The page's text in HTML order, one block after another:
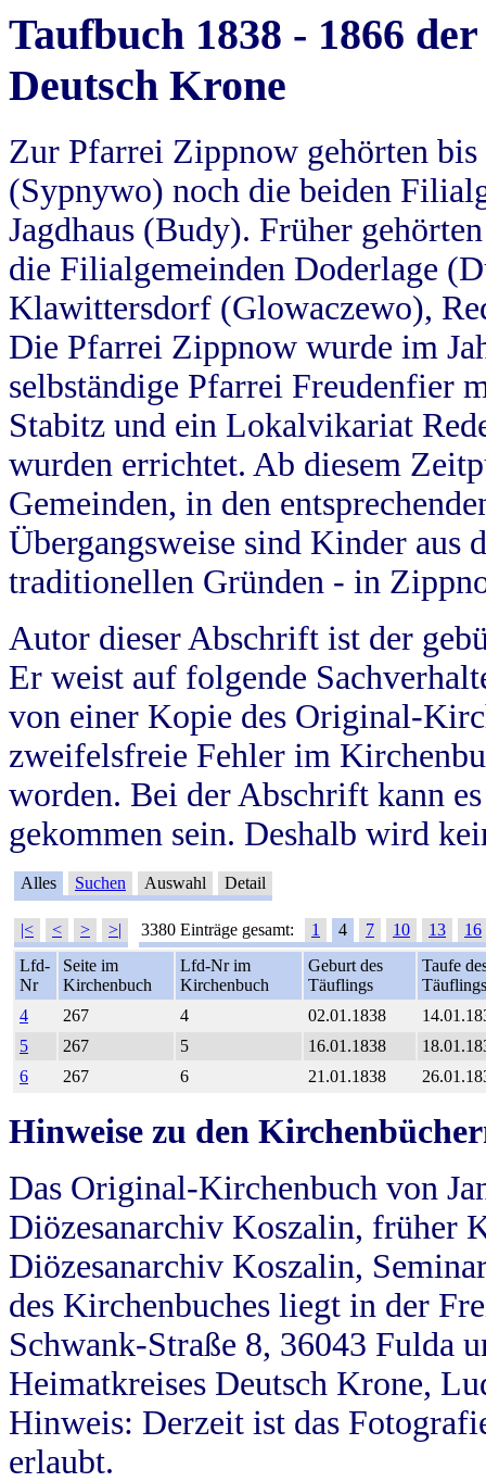
Taufbuch 1838 - 1866
Deutsch Krone
Zur Pfarrei Zippnow gehörten
(Sypnywo) noch die beiden
Jagdhaus (Budy). Früher
die Filialgemeinden Doderlage
Klawittersdorf (Glowaczewo),
Die Pfarrei Zippnow wurde im
selbständige Pfarrei Freudenfier
Stabitz und ein Lokalvikariat
wurden errichtet. Ab diesem
Gemeinden, in den
Übergangsweise sind Kinder aus
traditionellen Gründen - in
Autor dieser Abschrift ist der
Er weist auf folgende
von einer Kopie des Original-
zweifelsfreie Fehler im
worden. Bei der Abschrift kann
gekommen sein. Deshalb wird
Alles Suchen Auswahl Detail
|< < > >| 3380 Einträge gesamt: 1 4 7 10 13
16
Lfd-
Nr
Seite im
Kirchenbuch
Lfd-Nr im
Kirchenbuch
Geburt des
Täuflings
Taufe
Täuflings
4
267 4 02.01.1838
5
267 5 16.01.1838
6
267 6 21.01.1838
Hinweise zu den
Das Original-Kirchenbuch von
Diözesanarchiv Koszalin, früher
Diözesanarchiv Koszalin,
des Kirchenbuches liegt in der
Schwank-Straße 8, 36043 Fulda
Heimatkreises Deutsch Krone,
Hinweis: Derzeit ist das
erlaubt.